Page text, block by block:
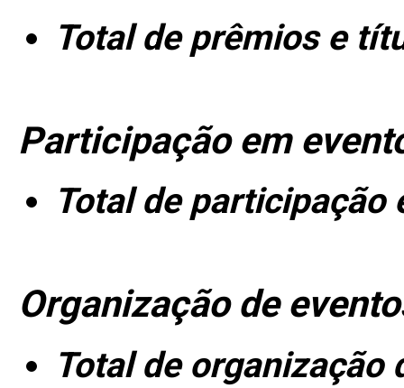
Total de prêmios e
Participação em
Total de participação
Organização de
Total de organização